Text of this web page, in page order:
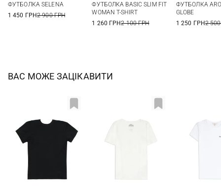
ФУТБОЛКА SELENA
1 450 ГРН2 900 ГРН
XL
ФУТБОЛКА BASIC SLIM FIT
WOMAN T-SHIRT
1 260 ГРН2 100 ГРН
ФУТБОЛКА
GLOBE
1 250 ГРН2
ВАС МОЖЕ ЗАЦІКАВИТИ